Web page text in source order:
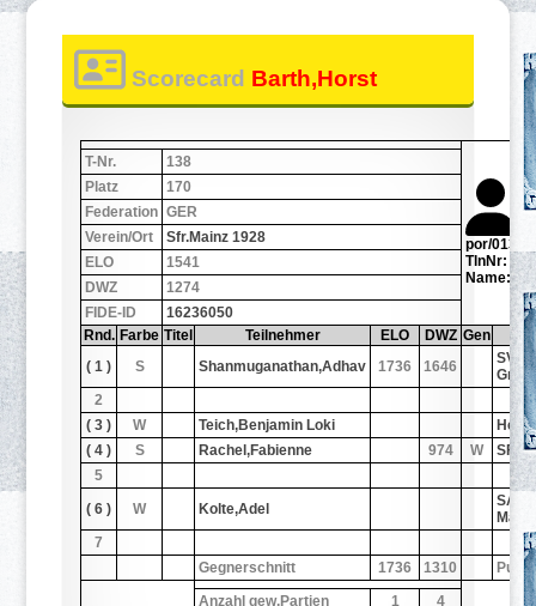
Scorecard Barth,Horst
por/
TlnNr: 138
Name:
T-Nr.
138
Platz
170
Federation GER
Verein/Ort
Sfr.Mainz 1928
ELO
1541
DWZ
1274
FIDE-ID
16236050
Rnd. Farbe Titel Teilnehmer ELO DWZ Gen
( 1 )
S Shanmuganathan,Adhav 1736 1646
SV
2
( 3 )
W Teich,Benjamin Loki
( 4 )
S Rachel,Fabienne 974 W
SF
5
( 6 )
W Kolte,Adel
SAbt
7
Gegnerschnitt
1736 1310
Anzahl gew.Partien
1 4